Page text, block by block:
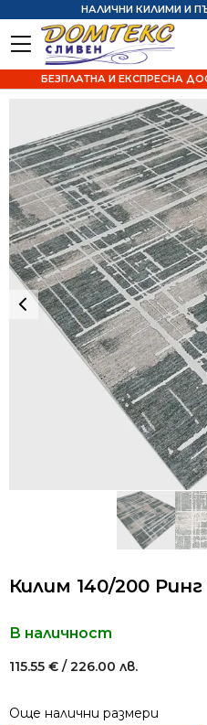
НАЛИЧНИ КИЛИМИ И
БЕЗПЛАТНА И ЕКСПРЕСНА
Килим 140/200
В наличност
115.55 € / 226.00 лв.
Още налични размери